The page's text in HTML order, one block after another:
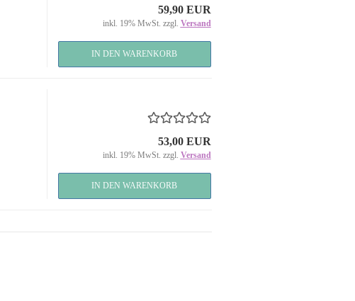
59,90 EUR
inkl. 19% MwSt. zzgl. Versand
IN DEN WARENKORB
53,00 EUR
inkl. 19% MwSt. zzgl. Versand
IN DEN WARENKORB